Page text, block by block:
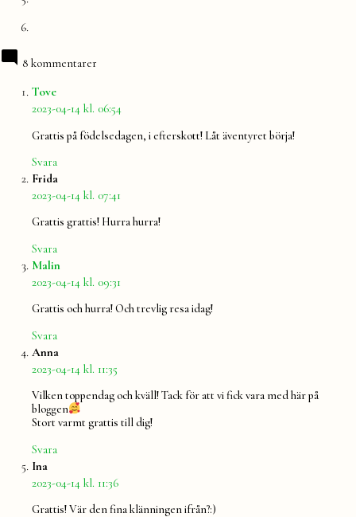
8 kommentarer
Tovesäger:
2023-04-14 kl. 06:54
Grattis på födelsedagen, i efterskott! Låt äventyret börja!
Svara
Frida
2023-04-14 kl. 07:41
Grattis grattis! Hurra hurra!
Svara
Malin
2023-04-14 kl. 09:31
Grattis och hurra! Och trevlig resa idag!
Svara
Anna
2023-04-14 kl. 11:35
Vilken toppendag och kväll! Tack för att vi fick vara med här på
bloggen
Stort varmt grattis till dig!
Svara
Ina
2023-04-14 kl. 11:36
Grattis! Vär den fina klänningen ifrån?:)